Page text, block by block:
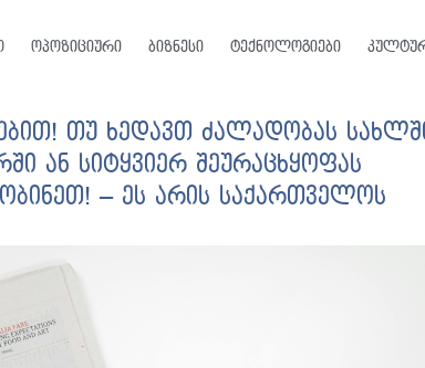
ოპოზიციური ბიზნესი ტექნოლოგიები
თუ ხედავთ ძალადობას
ან სიტყვიერ შეურაცხყოფას
– ეს არის საქართველოს